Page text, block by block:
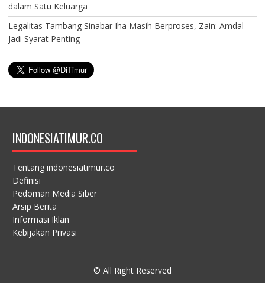
dalam Satu Keluarga
Legalitas Tambang Sinabar Iha Masih Berproses, Zain: Amdal
Jadi Syarat Penting
INDONESIATIMUR.CO
Tentang indonesiatimur.co
Definisi
Pedoman Media Siber
Arsip Berita
Informasi Iklan
Kebijakan Privasi
© All Right Reserved